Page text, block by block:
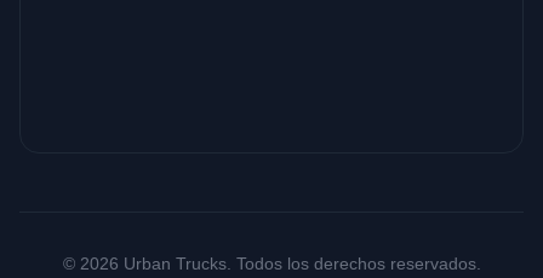
© 2026 Urban Trucks. Todos los derechos reservados.